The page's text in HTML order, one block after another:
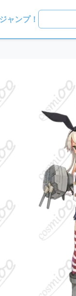
ャンプ！